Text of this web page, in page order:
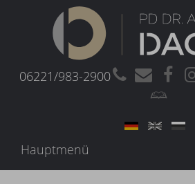
06221/983-2900
Hauptmenü